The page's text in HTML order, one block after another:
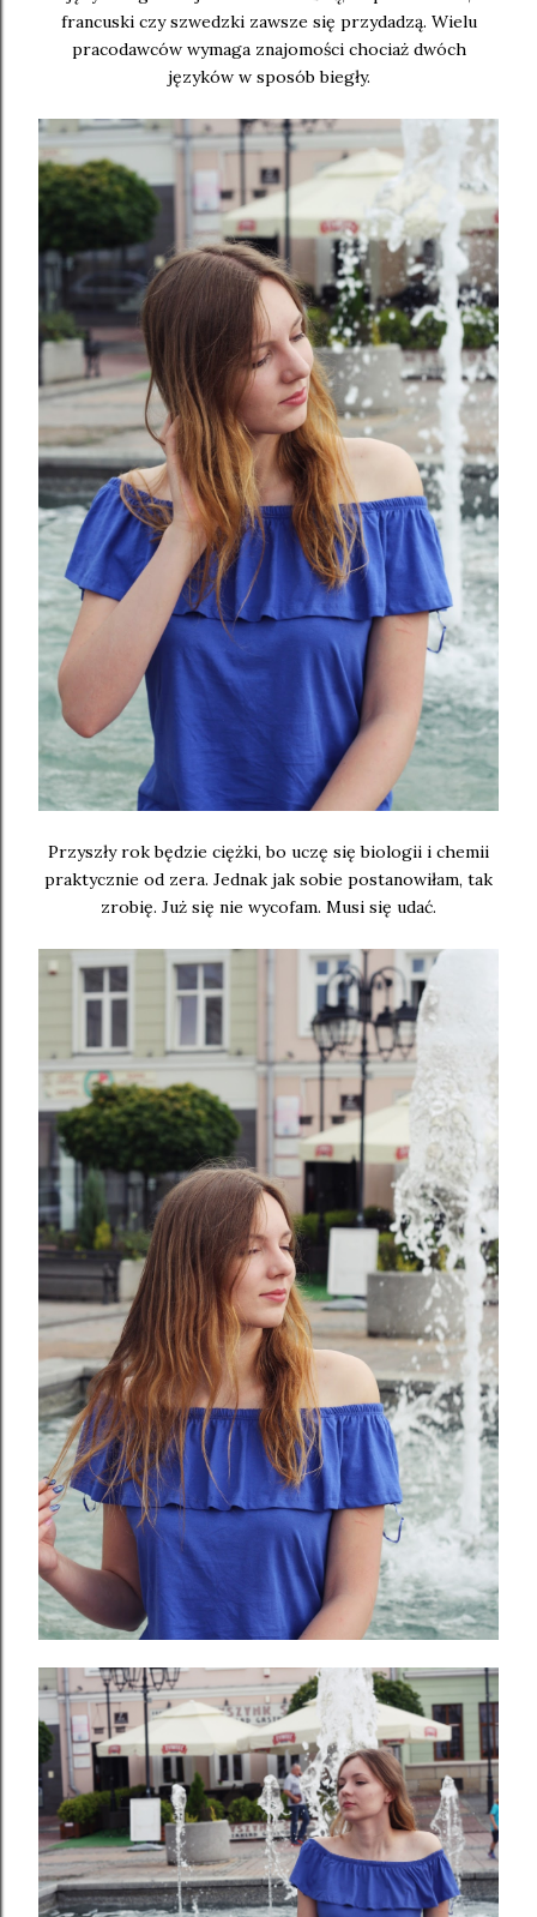
francuski czy szwedzki zawsze się przydadzą. Wielu
pracodawców wymaga znajomości chociaż dwóch
języków w sposób biegły.
Przyszły rok będzie ciężki, bo uczę się biologii i chemii
praktycznie od zera. Jednak jak sobie postanowiłam, tak
zrobię. Już się nie wycofam. Musi się udać.